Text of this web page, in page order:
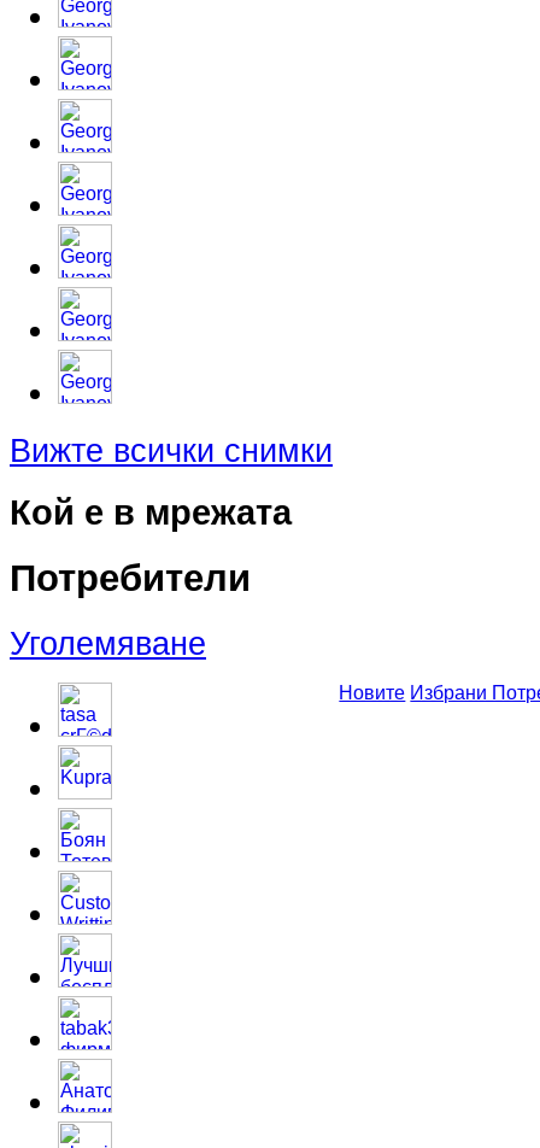
Вижте всички снимки
Кой е в мрежата
Потребители
Уголемяване
Новите Избрани